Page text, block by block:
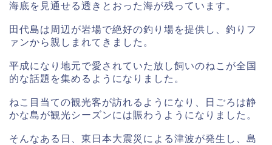
海底を見通せる透きとおった海が残っています。
田代島は周辺が岩場で絶好の釣り場を提供し、釣りフ
ァンから親しまれてきました。
平成になり地元で愛されていた放し飼いのねこが全国
的な話題を集めるようになりました。
ねこ目当ての観光客が訪れるようになり、日ごろは静
かな島が観光シーズンには賑わうようになりました。
そんなある日、東日本大震災による津波が発生し、島